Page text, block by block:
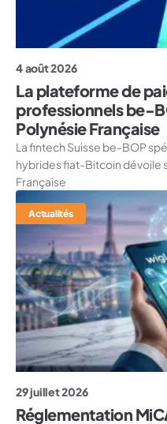
4 août 2026
La plateforme de
professionnels be-
Polynésie Française
La fintech Suisse be-BOP
hybrides fiat-Bitcoin dévoile
Française
Actualités
29 juillet 2026
Réglementation